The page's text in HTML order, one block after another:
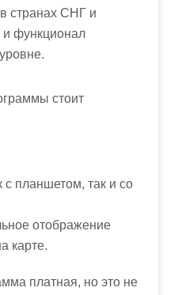
странах СНГ и
функционал
стоит
с планшетом, так и со
отображение
карте.
платная, но это не